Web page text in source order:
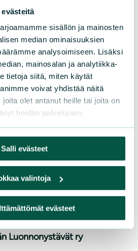
sisällön ja mainosten
median ominaisuuksien
analysoimiseen. Lisäksi
mainosalan ja analytiikka-
tietoja siitä, miten käytät
voivat yhdistää näitä
olet antanut heille tai joita on
heidän palvelujaan.
Salli evästeet
valintoja
evästeet
(a) gmail.com
luonto ry
Pedersöre,
e-mail:
Wistbacka, p. 050
e-mail: ralf(a)wbe.fi
Luonnonystävät ry